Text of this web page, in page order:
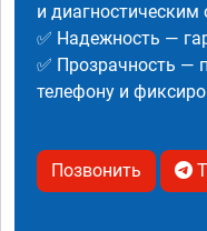
и
✅ Надежность —
✅ Прозрачность —
телефону и
Позвонить